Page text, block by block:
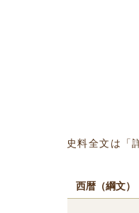
史料全文は「
西暦（綱文）